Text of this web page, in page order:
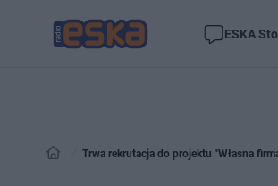
ESKA
Trwa rekrutacja do projektu "Własna